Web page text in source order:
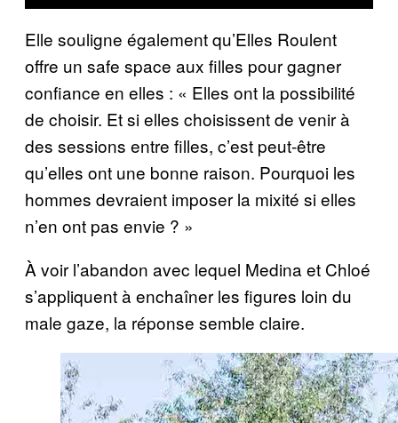
Elle souligne également qu’Elles Roulent
offre un safe space aux filles pour gagner
confiance en elles : « Elles ont la possibilité
de choisir. Et si elles choisissent de venir à
des sessions entre filles, c’est peut-être
qu’elles ont une bonne raison. Pourquoi les
hommes devraient imposer la mixité si elles
n’en ont pas envie ? »
À voir l’abandon avec lequel Medina et Chloé
s’appliquent à enchaîner les figures loin du
male gaze, la réponse semble claire.